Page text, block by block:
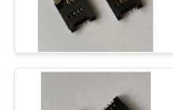
KIỂM
SOÁT
Ăng ten 4G